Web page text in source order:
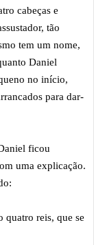
cabeças e
tão
tem um nome,
Daniel
no início,
para dar-
ficou
uma explicação.
quatro reis, que se